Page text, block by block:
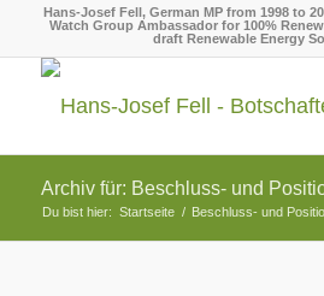
Hans-Josef Fell, German MP from 1998 to
Watch Group Ambassador for 100%
draft Renewable Energy
Archiv für: Beschluss- und
Du bist hier: Startseite / Beschluss- und